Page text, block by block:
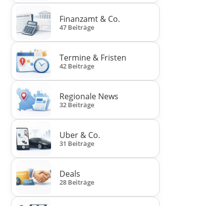
Finanzamt & Co.
47 Beiträge
Termine & Fristen
42 Beiträge
Regionale News
32 Beiträge
Uber & Co.
31 Beiträge
Deals
28 Beiträge